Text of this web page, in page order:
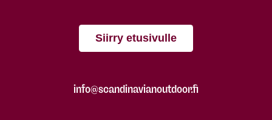
Siirry etusivulle
info@scandinavianoutdoor.fi